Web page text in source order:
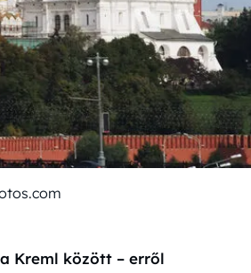
Kreml között – erről